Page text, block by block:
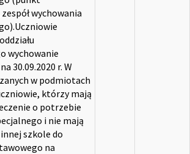
wychowania
wychowanie
30.09.2020 r. W
w podmiotach
którzy mają
o potrzebie
i nie mają
szkole do
na